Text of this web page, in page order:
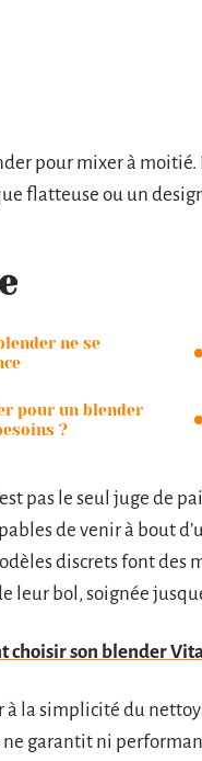
pour mixer à
flatteuse ou un
ne se
pour un blender
?
pas le seul juge de
de venir à bout
discrets font des
leur bol, soignée
choisir son blender
à la simplicité du
ne garantit ni